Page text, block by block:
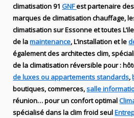
climatisation 91GNFest partenaire
marques declimatisation chauffage,
climatisation sur Essonne et toutes
delamaintenance, L’installationet le
également des architectes clim,
de laclimatisation réversiblepour :
de luxes ou appartements standards,
boutiques, commerces,salle
réunion… pour un confort optimal
spécialisédans la climfroid seul